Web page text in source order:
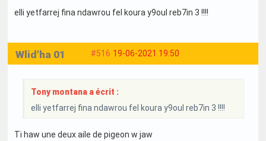
elli yetfarrej fina ndawrou fel koura y9oul reb7in 3 !!!!
#516 19-06-2021 19:50
Wlid'ha 01
Tony montana a écrit :
elli yetfarrej fina ndawrou fel koura y9oul reb7in 3 !!!!
Ti haw une deux aile de pigeon w jaw